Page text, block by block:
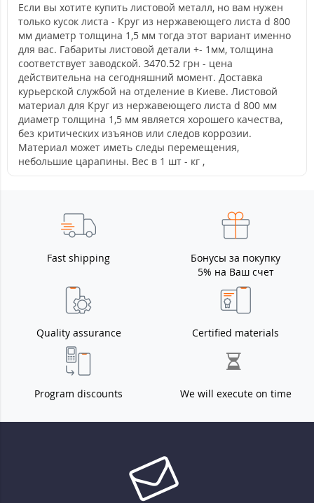
Если вы хотите купить листовой металл, но вам нужен
только кусок листа - Круг из нержавеющего листа d 800
мм диаметр толщина 1,5 мм тогда этот вариант именно
для вас. Габариты листовой детали +- 1мм, толщина
соответствует заводской. 3470.52 грн - цена
действительна на сегодняшний момент. Доставка
курьерской службой на отделение в Киеве. Листовой
материал для Круг из нержавеющего листа d 800 мм
диаметр толщина 1,5 мм является хорошего качества,
без критических изъянов или следов коррозии.
Материал может иметь следы перемещения,
небольшие царапины. Вес в 1 шт - кг ,
Fast shipping
Бонусы за покупку
5% на Ваш счет
Quality assurance Certified materials
Program discounts We will execute on time